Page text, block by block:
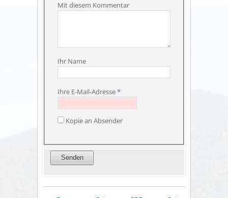
Mit diesem Kommentar
Ihr Name
Ihre E-Mail-Adresse*
Kopie an Absender